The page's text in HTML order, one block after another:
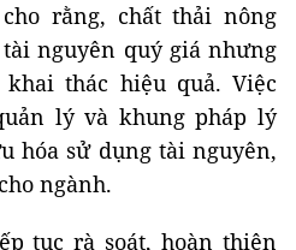
rằng, chất thải nông
nguyên quý giá nhưng
thác hiệu quả. Việc
lý và khung pháp lý
hóa sử dụng tài nguyên,
ngành.
tục rà soát, hoàn thiện